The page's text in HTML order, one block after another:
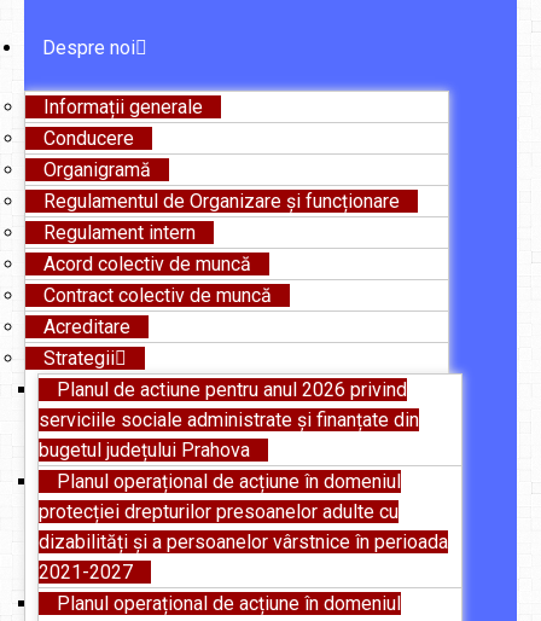
Despre noi
Informații generale
Conducere
Organigramă
Regulamentul de Organizare și funcționare
Regulament intern
Acord colectiv de muncă
Contract colectiv de muncă
Acreditare
Strategii
Planul de actiune pentru anul 2026 privind
serviciile sociale administrate și finanțate din
bugetul județului Prahova
Planul operațional de acțiune în domeniul
protecției drepturilor presoanelor adulte cu
dizabilități și a persoanelor vârstnice în perioada
2021-2027
Planul operațional de acțiune în domeniul